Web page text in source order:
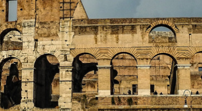
(264-27 гг до н.э.)
Империя. Принципат
(27 г до н.э. — 284 г
н.э.)
Империя. Доминат
(284-476 гг)
Темные Века. Готы
Темные Века.
Экзархат
Дохристианские
храмы
Христианские храмы,
базилики etc.
Дворцы
Арки, колонны и
обелиски
Фонтаны